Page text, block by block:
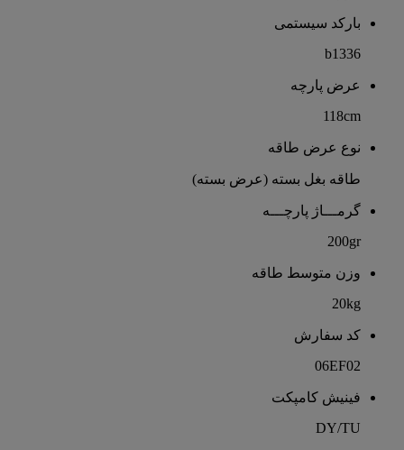
بارکد سیستمی
b1336
عرض پارچه
118cm
نوع عرض طاقه
طاقه بغل بسته (عرض بسته)
گرمـــاژ پارچـــه
200gr
وزن متوسط طاقه
20kg
کد سفارش
06EF02
فینیش کامپکت
DY/TU